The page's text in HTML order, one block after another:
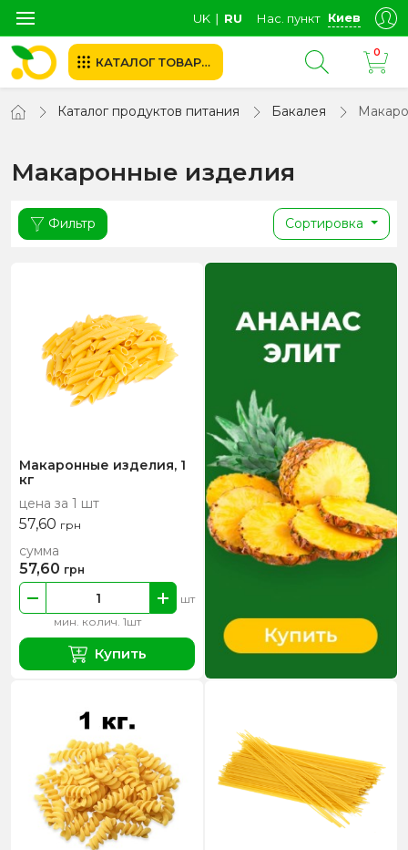
UK ∣ RU Нас. пункт Киев
КАТАЛОГ ТОВАРОВ
0
Каталог продуктов питания Бакалея
Макаронные изделия
Фильтр Сортировка
Макаронные изделия, 1
кг
цена за 1 шт
57,60 грн
мин. колич. 1шт
шт
сумма
57,60 грн
Купить